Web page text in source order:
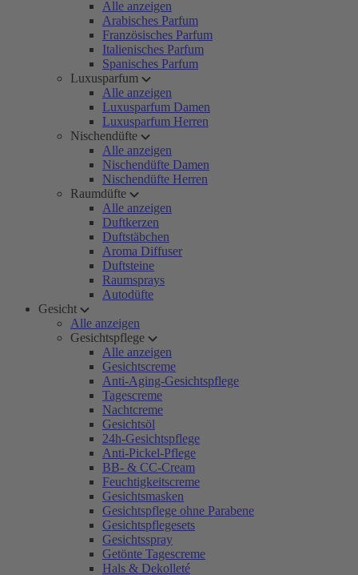
Alle anzeigen
Arabisches Parfum
Französisches Parfum
Italienisches Parfum
Spanisches Parfum
Luxusparfum
Alle anzeigen
Luxusparfum Damen
Luxusparfum Herren
Nischendüfte
Alle anzeigen
Nischendüfte Damen
Nischendüfte Herren
Raumdüfte
Alle anzeigen
Duftkerzen
Duftstäbchen
Aroma Diffuser
Duftsteine
Raumsprays
Autodüfte
Gesicht
Alle anzeigen
Gesichtspflege
Alle anzeigen
Gesichtscreme
Anti-Aging-Gesichtspflege
Tagescreme
Nachtcreme
Gesichtsöl
24h-Gesichtspflege
Anti-Pickel-Pflege
BB- & CC-Cream
Feuchtigkeitscreme
Gesichtsmasken
Gesichtspflege ohne Parabene
Gesichtspflegesets
Gesichtsspray
Getönte Tagescreme
Hals & Dekolleté